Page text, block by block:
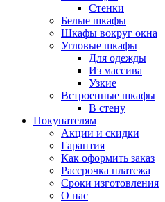
Стенки
Белые шкафы
Шкафы вокруг окна
Угловые шкафы
Для одежды
Из массива
Узкие
Встроенные шкафы
В стену
Покупателям
Акции и скидки
Гарантия
Как оформить заказ
Рассрочка платежа
Сроки изготовления
О нас